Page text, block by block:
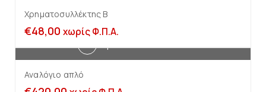
Χρηματοσυλλέκτης B
€48,00 χωρίς Φ.Π.Α.
Αναλόγιο απλό